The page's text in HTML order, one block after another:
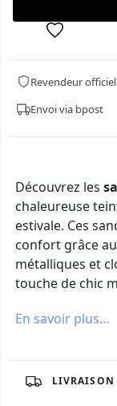
Revendeur officiel
Envoi via bpost
Découvrez les
chaleureuse
estivale. Ces
confort grâce
métalliques et
touche de chic
En savoir plus…
LIVRAISON